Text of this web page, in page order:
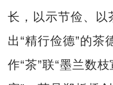
长，以示节俭、以
出“精行俭德”的茶
作“茶”联“墨兰数